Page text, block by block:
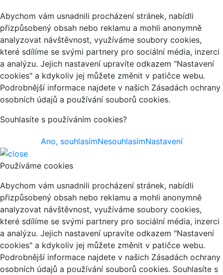
Abychom vám usnadnili procházení stránek, nabídli
přizpůsobený obsah nebo reklamu a mohli anonymně
analyzovat návštěvnost, využíváme soubory cookies,
které sdílíme se svými partnery pro sociální média, inzerci
a analýzu. Jejich nastavení upravíte odkazem "Nastavení
cookies" a kdykoliv jej můžete změnit v patičce webu.
Podrobnější informace najdete v našich Zásadách ochrany
osobních údajů a používání souborů cookies.
Souhlasíte s používáním cookies?
Ano, souhlasímNesouhlasímNastavení
Používáme cookies
Abychom vám usnadnili procházení stránek, nabídli
přizpůsobený obsah nebo reklamu a mohli anonymně
analyzovat návštěvnost, využíváme soubory cookies,
které sdílíme se svými partnery pro sociální média, inzerci
a analýzu. Jejich nastavení upravíte odkazem "Nastavení
cookies" a kdykoliv jej můžete změnit v patičce webu.
Podrobnější informace najdete v našich Zásadách ochrany
osobních údajů a používání souborů cookies. Souhlasíte s